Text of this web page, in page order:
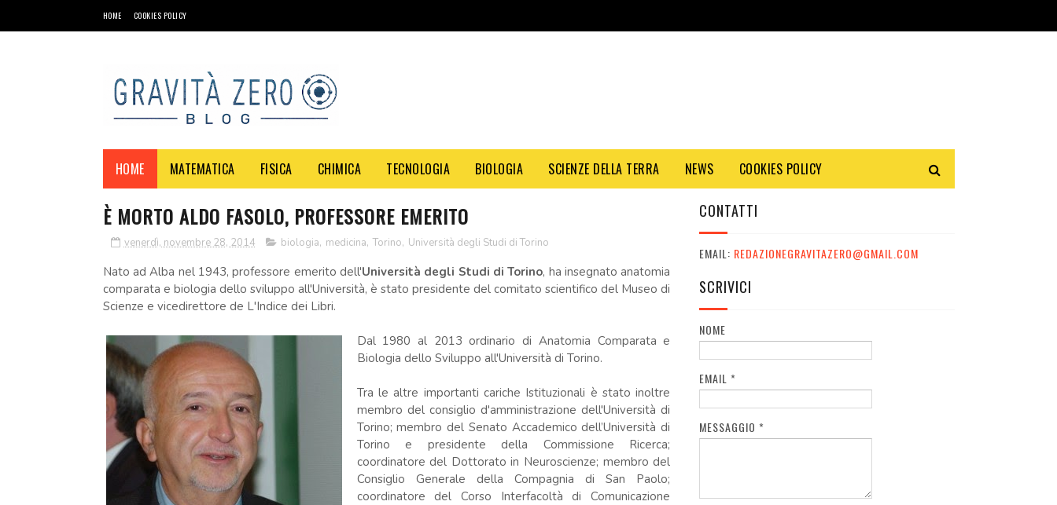
HOME COOKIES POLICY
HOME MATEMATICA FISICA CHIMICA TECNOLOGIA BIOLOGIA SCIENZE DELLA TERRA NEWS COOKIES POLICY
È MORTO ALDO FASOLO, PROFESSORE EMERITO
venerdì, novembre 28, 2014 biologia, medicina, Torino, Università degli Studi di Torino
Nato ad Alba nel 1943, professore emerito dell'Università degli Studi di Torino, ha insegnato anatomia
comparata e biologia dello sviluppo all'Università, è stato presidente del comitato scientifico del Museo di
Scienze e vicedirettore de L'Indice dei Libri.
Dal 1980 al 2013 ordinario di Anatomia Comparata e
Biologia dello Sviluppo all'Università di Torino.
Tra le altre importanti cariche Istituzionali è stato inoltre
membro del consiglio d'amministrazione dell'Università di
Torino; membro del Senato Accademico dell’Università di
Torino e presidente della Commissione Ricerca;
coordinatore del Dottorato in Neuroscienze; membro del
Consiglio Generale della Compagnia di San Paolo;
coordinatore del Corso Interfacoltà di Comunicazione
CONTATTI
EMAIL: REDAZIONEGRAVITAZERO@GMAIL.COM
SCRIVICI
NOME
EMAIL *
MESSAGGIO *